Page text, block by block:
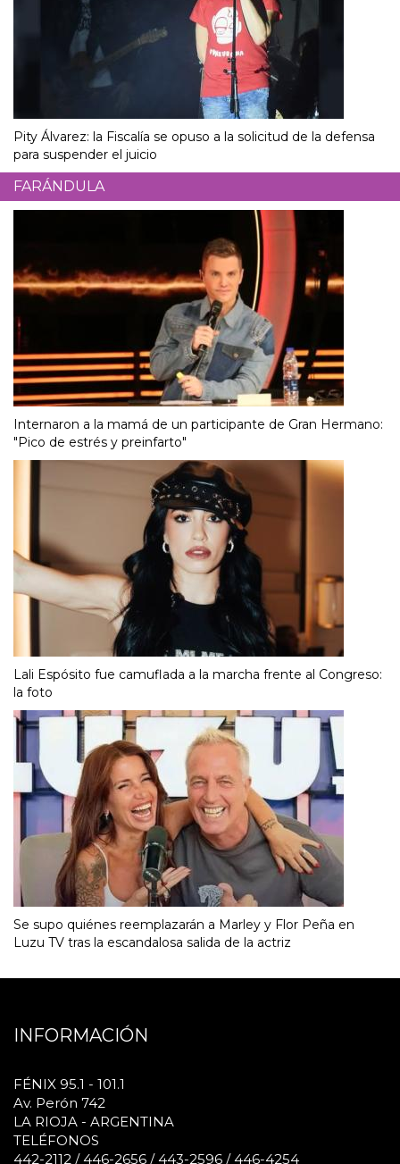
Pity Álvarez: la Fiscalía se opuso a la solicitud de la defensa
para suspender el juicio
FARÁNDULA
Internaron a la mamá de un participante de Gran Hermano:
"Pico de estrés y preinfarto"
Lali Espósito fue camuflada a la marcha frente al Congreso:
la foto
Se supo quiénes reemplazarán a Marley y Flor Peña en
Luzu TV tras la escandalosa salida de la actriz
INFORMACIÓN
FÉNIX 95.1 - 101.1
Av. Perón 742
LA RIOJA - ARGENTINA
TELÉFONOS
442-2112 / 446-2656 / 443-2596 / 446-4254